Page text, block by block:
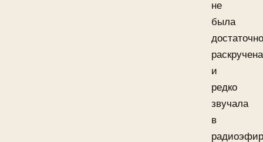
не
была
достаточно
раскручена
и
редко
звучала
в